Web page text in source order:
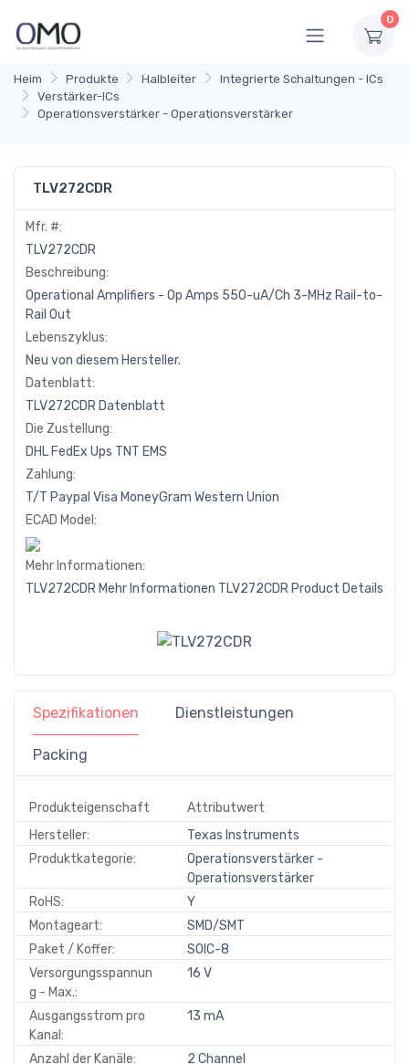
0
Heim Produkte Halbleiter
Integrierte Schaltungen - ICs
Verstärker-ICs
Operationsverstärker - Operationsverstärker
TLV272CDR
Mfr. #:
TLV272CDR
Beschreibung:
Operational Amplifiers - Op Amps 550-uA/Ch 3-MHz Rail-to-
Rail Out
Lebenszyklus:
Neu von diesem Hersteller.
Datenblatt:
TLV272CDR Datenblatt
Die Zustellung:
DHL FedEx Ups TNT EMS
Zahlung:
T/T Paypal Visa MoneyGram Western Union
ECAD Model:
Mehr Informationen:
TLV272CDR Mehr Informationen TLV272CDR Product Details
Spezifikationen Dienstleistungen
Packing
Produkteigenschaft
Attributwert
Hersteller:
Texas Instruments
Produktkategorie:
Operationsverstärker -
Operationsverstärker
RoHS:
Y
Montageart:
SMD/SMT
Paket / Koffer:
SOIC-8
Versorgungsspannun
g - Max.:
16 V
Ausgangsstrom pro
Kanal:
13 mA
Anzahl der Kanäle:
2 Channel